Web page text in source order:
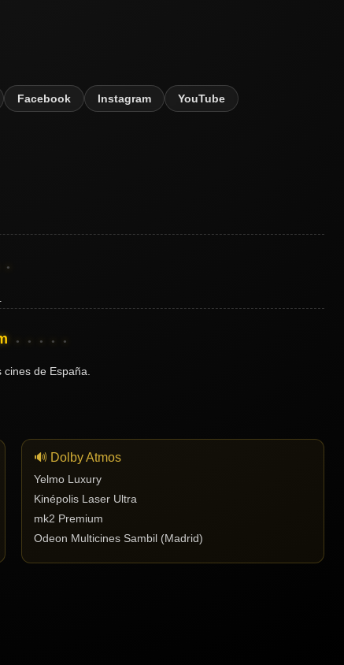
Facebook Instagram YouTube
de España.
🔊 Dolby Atmos
Yelmo Luxury
Kinépolis Laser Ultra
mk2 Premium
Odeon Multicines Sambil (Madrid)